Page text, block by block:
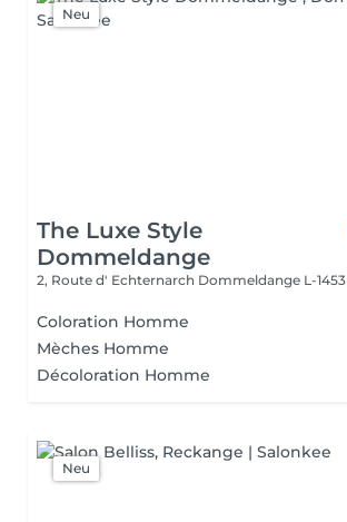
Neu
The Luxe Style
Dommeldange
2, Route d' Echternarch Dommeldange L-1453
Coloration Homme
Mèches Homme
Décoloration Homme
Neu